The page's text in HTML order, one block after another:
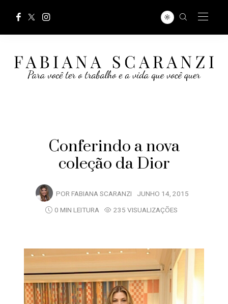
Conferindo a nova
coleção da Dior
POR FABIANA SCARANZI JUNHO 14, 2015
0 MIN LEITURA
235 VISUALIZAÇÕES